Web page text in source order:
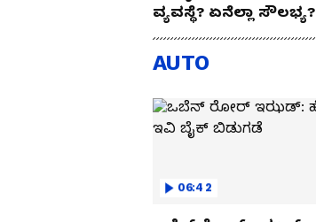
ವ್ಯವಸ್ಥೆ? ಏನೆಲ್ಲಾ ಸೌಲಭ್ಯ?
AUTO
06:42